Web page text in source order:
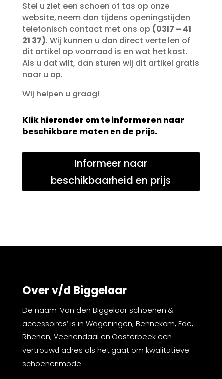
Stel u ziet een schoen of tas op onze
website, neem dan tijdens openingstijden
telefonisch contact met ons op (0317 – 41
21 37). Wij kunnen u dan direct vertellen of
dit artikel op voorraad is en wat het kost.
Als u dat wilt, dan sturen wij dit artikel gratis
naar u op.
Wij helpen u graag!
Klik hieronder om te informeren naar
beschikbare maten en de prijs.
Informeer naar
beschikbaarheid en prijs
Over v/d Biggelaar
De naam ‘Van den Biggelaar schoenen &
accessoires’ is in Wageningen, Bennekom, Ede,
Rhenen, Veenendaal en Oosterbeek een
vertrouwd adres als het gaat om kwalitatieve
schoenenmode.